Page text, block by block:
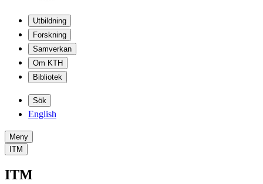
Utbildning
Forskning
Samverkan
Om KTH
Bibliotek
Sök
English
Meny
ITM
ITM